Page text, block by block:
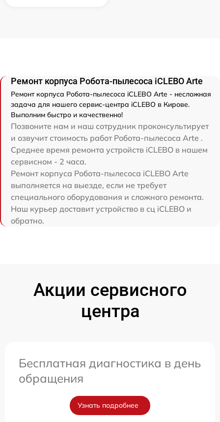
Ремонт корпуса Робота-пылесоса iCLEBO Arte
Ремонт корпуса Робота-пылесоса iCLEBO Arte - несложная
задача для нашего сервис-центра iCLEBO в Кирове.
Выполним быстро и качественно!
Позвоните нам и наш сотрудник проконсультирует
и озвучит стоимость работ Робота-пылесоса Arte .
Среднее время ремонта устройств iCLEBO в нашем
сервисном - 2 часа.
Ремонт корпуса Робота-пылесоса iCLEBO Arte
выполняется на выезде, если не требует
специального оборудования и сложного ремонта.
Наш курьер доставит устройство в сц iCLEBO и
обратно.
Акции сервисного
центра
Бесплатная диагностика в день
обращения
Узнать подробнее